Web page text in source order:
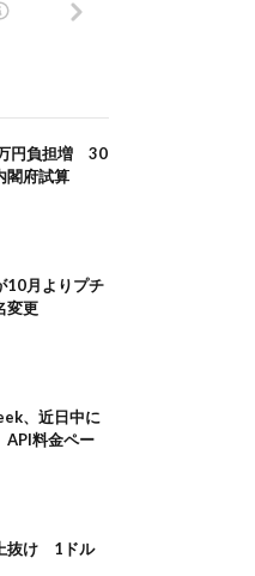
万円負担増 30
閣府試算
10月よりプチ
変更
、近日中に
API料金ペー
抜け 1ドル